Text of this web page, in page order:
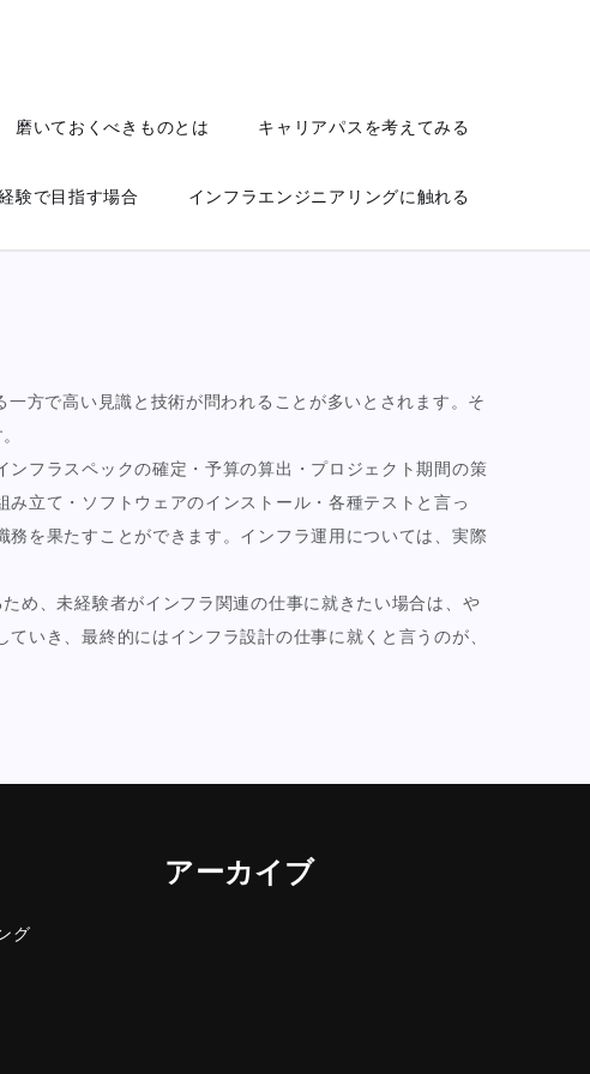
磨いておくべきものとは キャリアパスを考えてみる
験で目指す場合 インフラエンジニアリングに触れる
方で高い見識と技術が問われることが多いとされます。そ
フラスペックの確定・予算の算出・プロジェクト期間の策
立て・ソフトウェアのインストール・各種テストと言っ
を果たすことができます。インフラ運用については、実際
め、未経験者がインフラ関連の仕事に就きたい場合は、や
いき、最終的にはインフラ設計の仕事に就くと言うのが、
グ
アーカイブ